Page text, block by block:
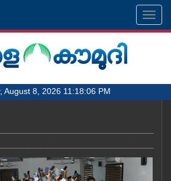
August 8, 2026 11:18:06 PM